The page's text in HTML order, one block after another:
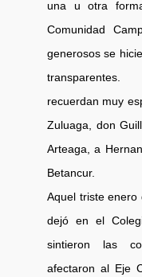
una u otra
Comunidad
generosos se
transparentes.
recuerdan muy
Zuluaga, don
Arteaga, a
Betancur.
Aquel triste
dejó en el
sintieron las
afectaron al Eje